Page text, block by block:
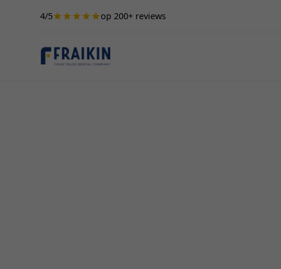
4/5 op 200+ reviews